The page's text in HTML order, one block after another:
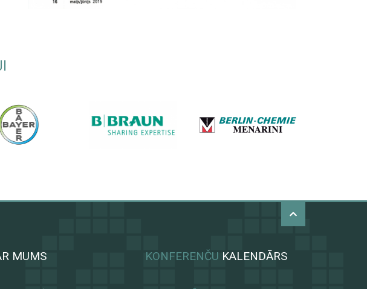
KONFERENČU KALENDĀRS
MUMS